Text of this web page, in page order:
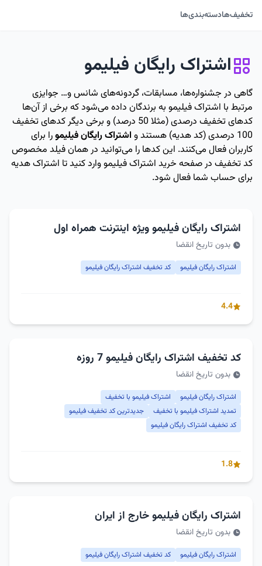
تخفیف‌هادسته‌بندی‌ها
اشتراک رایگان فیلیمو
گاهی در جشنواره‌ها، مسابقات، گردونه‌های شانس و… جوایزی
مرتبط با اشتراک فیلیمو به برندگان داده می‌شود که برخی از آن‌ها
کدهای تخفیف درصدی (مثلا 50 درصد) و برخی دیگر کدهای تخفیف
100 درصدی (کد هدیه) هستند و
اشتراک رایگان فیلیمورا برای
کاربران فعال می‌کنند. این کدها را می‌توانید در همان فیلد مخصوص
کد تخفیف در صفحه خرید اشتراک فیلیمو وارد کنید تا اشتراک هدیه
برای حساب شما فعال شود.
اشتراک رایگان فیلیمو ویژه اینترنت همراه اول
بدون تاریخ انقضا
اشتراک رایگان فیلیمو کد تخفیف اشتراک رایگان فیلیمو
4.4
کد تخفیف اشتراک رایگان فیلیمو 7 روزه
بدون تاریخ انقضا
اشتراک رایگان فیلیمو
اشتراک فیلیمو با تخفیف
تمدید اشتراک فیلیمو با تخفیف
جدیدترین کد تخفیف فیلیمو
کد تخفیف اشتراک رایگان فیلیمو
1.8
اشتراک رایگان فیلیمو خارج از ایران
بدون تاریخ انقضا
اشتراک رایگان فیلیمو کد تخفیف اشتراک رایگان فیلیمو